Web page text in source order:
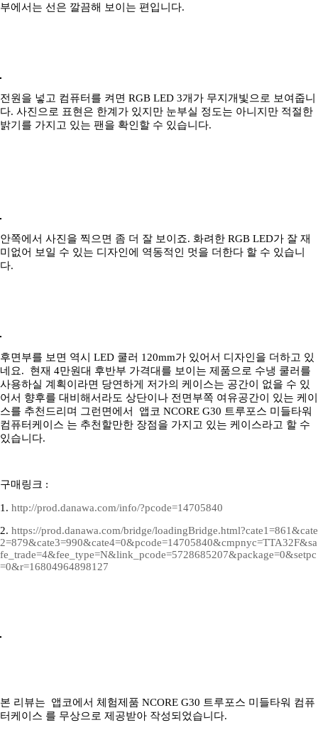
부에서는 선은 깔끔해 보이는 편입니다.
전원을 넣고 컴퓨터를 켜면 RGB LED 3개가 무지개빛으로 보여줍니
다. 사진으로 표현은 한계가 있지만 눈부실 정도는 아니지만 적절한
밝기를 가지고 있는 팬을 확인할 수 있습니다.
안쪽에서 사진을 찍으면 좀 더 잘 보이죠. 화려한 RGB LED가 잘 재
미없어 보일 수 있는 디자인에 역동적인 멋을 더한다 할 수 있습니
다.
후면부를 보면 역시 LED 쿨러 120mm가 있어서 디자인을 더하고 있
네요. 현재 4만원대 후반부 가격대를 보이는 제품으로 수냉 쿨러를
사용하실 계획이라면 당연하게 저가의 케이스는 공간이 없을 수 있
어서 향후를 대비해서라도 상단이나 전면부쪽 여유공간이 있는 케이
스를 추천드리며 그런면에서 앱코 NCORE G30 트루포스 미들타워
컴퓨터케이스 는 추천할만한 장점을 가지고 있는 케이스라고 할 수
있습니다.
구매링크 :
1. http://prod.danawa.com/info/?pcode=14705840
2. https://prod.danawa.com/bridge/loadingBridge.html?cate1=861&cate
2=879&cate3=990&cate4=0&pcode=14705840&cmpnyc=TTA32F&sa
fe_trade=4&fee_type=N&link_pcode=5728685207&package=0&setpc
=0&r=16804964898127
본 리뷰는 앱코에서 체험제품 NCORE G30 트루포스 미들타워 컴퓨
터케이스 를 무상으로 제공받아 작성되었습니다.